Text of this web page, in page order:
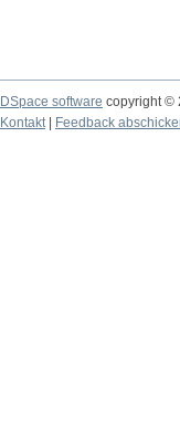
DSpace software copyright ©
Kontakt| Feedback